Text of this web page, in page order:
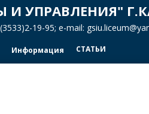
И УПРАВЛЕНИЯ"
19-95; e-mail:
Информация СТАТЬИ